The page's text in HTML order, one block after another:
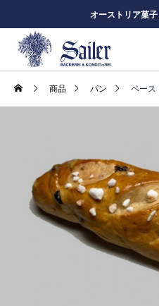
オーストリア菓
商品 パン ペース